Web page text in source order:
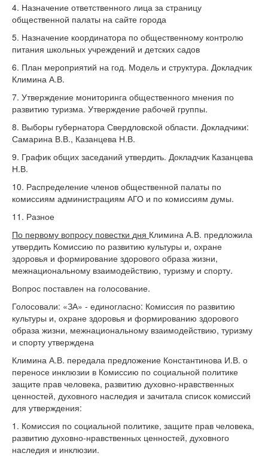
4. Назначение ответственного лица за страницу
общественной палаты на сайте города
5. Назначение координатора по общественному контролю
питания школьных учреждений и детских садов
6. План мероприятий на год. Модель и структура. Докладчик
Климина А.В.
7. Утверждение мониторинга общественного мнения по
развитию туризма. Утверждение рабочей группы.
8. Выборы губернатора Свердловской области. Докладчики:
Самарина В.В., Казанцева Н.В.
9. График общих заседаний утвердить. Докладчик Казанцева
Н.В.
10. Распределение членов общественной палаты по
комиссиям администрациям АГО и по комиссиям думы.
11. Разное
По первому вопросу повестки дня Климина А.В. предложила
утвердить Комиссию по развитию культуры и, охране
здоровья и формирование здорового образа жизни,
межнациональному взаимодействию, туризму и спорту.
Вопрос поставлен на голосование.
Голосовали: «ЗА» - единогласно: Комиссия по развитию
культуры и, охране здоровья и формированию здорового
образа жизни, межнациональному взаимодействию, туризму
и спорту утверждена
Климина А.В. передала предложение Константинова И.В. о
переносе инклюзии в Комиссию по социальной политике
защите прав человека, развитию духовно-нравственных
ценностей, духовного наследия и зачитала список комиссий
для утверждения:
1. Комиссия по социальной политике, защите прав человека,
развитию духовно-нравственных ценностей, духовного
наследия и инклюзии.